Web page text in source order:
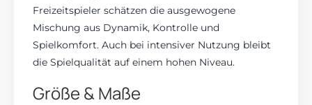
Freizeitspieler schätzen die ausgewogene
Mischung aus Dynamik, Kontrolle und
Spielkomfort. Auch bei intensiver Nutzung bleibt
die Spielqualität auf einem hohen Niveau.
Größe & Maße